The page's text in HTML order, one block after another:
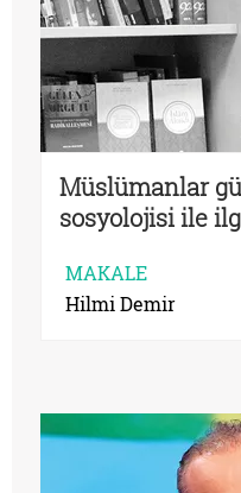
Müslümanlar
sosyolojisi ile
MAKALE
Hilmi Demir